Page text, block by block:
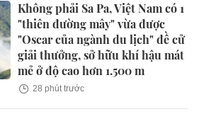
Không phải Sa Pa, Việt Nam có 1
"thiên đường mây" vừa được
"Oscar của ngành du lịch" đề cử
giải thưởng, sở hữu khí hậu mát
mẻ ở độ cao hơn 1.500 m
28 phút trước